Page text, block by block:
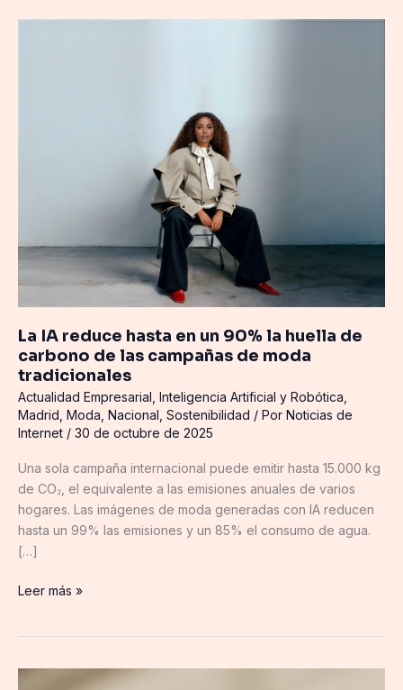
La IA reduce hasta en un 90% la huella de
carbono de las campañas de moda
tradicionales
Actualidad Empresarial Inteligencia Artificial y Robótica
Madrid Moda Nacional Sostenibilidad / Por Noticias de
Internet / 30 de octubre de 2025
Una sola campaña internacional puede emitir hasta 15.000 kg
de CO₂, el equivalente a las emisiones anuales de varios
hogares. Las imágenes de moda generadas con IA reducen
hasta un 99% las emisiones y un 85% el consumo de agua.
[…]
de
moda
tradicionales
Leer más »